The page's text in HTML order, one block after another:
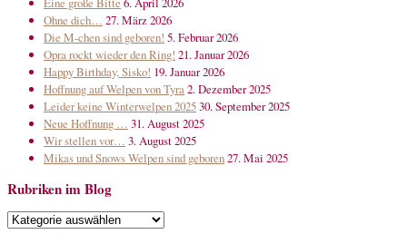
Ohne dich… 27. März 2026
Die M-chen sind geboren! 5. Februar 2026
Opra rockt wieder den Ring! 21. Januar 2026
Happy Birthday, Sisko! 19. Januar 2026
Hoffnung auf Welpen von Tyra2. Dezember 2025
Leider keine Winterwelpen 202530. September 2025
Neue Hoffnung … 31. August 2025
Wir stellen vor… 3. August 2025
Mikas und Snows Welpen sind geboren27. Mai 2025
Rubriken im Blog
Rubriken